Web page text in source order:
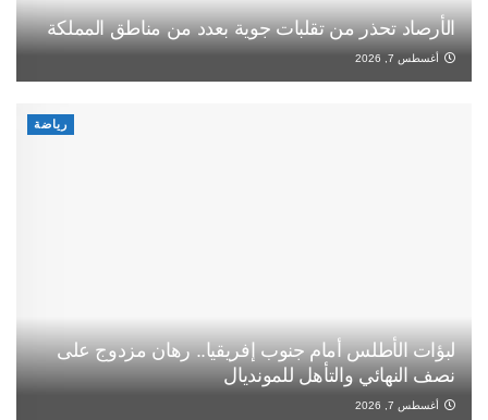
الأرصاد تحذر من تقلبات جوية بعدد من مناطق المملكة
أغسطس 7, 2026
رياضة
لبؤات الأطلس أمام جنوب إفريقيا.. رهان مزدوج على
نصف النهائي والتأهل للمونديال
أغسطس 7, 2026